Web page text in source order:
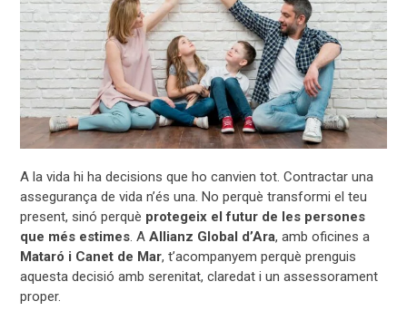
A la vida hi ha decisions que ho canvien tot. Contractar una
assegurança de vida n’és una. No perquè transformi el teu
present, sinó perquè protegeix el futur de les persones
que més estimes. AAllianz Global d’Ara, amb oficines a
Mataró i Canet de Mar, t’acompanyem perquè prenguis
aquesta decisió amb serenitat, claredat i un assessorament
proper.